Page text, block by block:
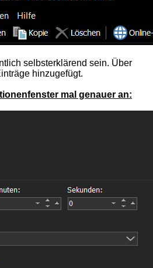
selbsterklärend sein. Über
hinzugefügt.
mal genauer an: